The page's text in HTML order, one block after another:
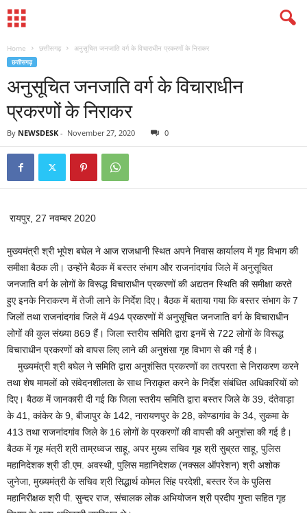
Home छत्तीसगढ़ अनुसूचित जनजाति वर्ग के विचाराधीन प्रकरणों के निराकर
छत्तीसगढ़
अनुसूचित जनजाति वर्ग के विचाराधीन
प्रकरणों के निराकर
By NEWSDESK - November 27, 2020 0
रायपुर, 27 नवम्बर 2020
मुख्यमंत्री श्री भूपेश बघेल ने आज राजधानी स्थित अपने निवास कार्यालय में गृह विभाग की
समीक्षा बैठक ली। उन्होंने बैठक में बस्तर संभाग और राजनांदगांव जिले में अनुसूचित
जनजाति वर्ग के लोगों के विरूद्ध विचाराधीन प्रकरणों की अद्यतन स्थिति की समीक्षा करते
हुए इनके निराकरण में तेजी लाने के निर्देश दिए। बैठक में बताया गया कि बस्तर संभाग के 7
जिलों तथा राजनांदगांव जिले में 494 प्रकरणों में अनुसूचित जनजाति वर्ग के विचाराधीन
लोगों की कुल संख्या 869 हैं। जिला स्तरीय समिति द्वारा इनमें से 722 लोगों के विरूद्ध
विचाराधीन प्रकरणों को वापस लिए लाने की अनुशंसा गृह विभाग से की गई है।
मुख्यमंत्री श्री बघेल ने समिति द्वारा अनुशंसित प्रकरणों का तत्परता से निराकरण करने
तथा शेष मामलों को संवेदनशीलता के साथ निराकृत करने के निर्देश संबंधित अधिकारियों को
दिए। बैठक में जानकारी दी गई कि जिला स्तरीय समिति द्वारा बस्तर जिले के 39, दंतेवाड़ा
के 41, कांकेर के 9, बीजापुर के 142, नारायणपुर के 28, कोण्डागांव के 34, सुकमा के
413 तथा राजनांदगांव जिले के 16 लोगों के प्रकरणों की वापसी की अनुशंसा की गई है।
बैठक में गृह मंत्री श्री ताम्रध्वज साहू, अपर मुख्य सचिव गृह श्री सुब्रत साहू, पुलिस
महानिदेशक श्री डी.एम. अवस्थी, पुलिस महानिदेशक (नक्सल ऑपरेशन) श्री अशोक
जुनेजा, मुख्यमंत्री के सचिव श्री सिद्धार्थ कोमल सिंह परदेशी, बस्तर रेंज के पुलिस
महानिरीक्षक श्री पी. सुन्दर राज, संचालक लोक अभियोजन श्री प्रदीप गुप्ता सहित गृह